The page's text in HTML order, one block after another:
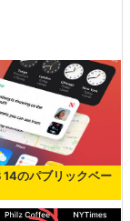
のパブリックベー